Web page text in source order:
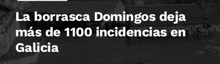
La borrasca Domingos deja
más de 1100 incidencias en
Galicia